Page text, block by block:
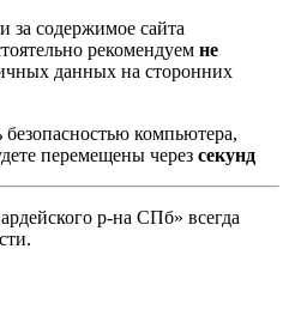
за содержимое сайта
рекомендуем не
данных на сторонних
компьютера,
перемещены через секунд
р-на СПб» всегда